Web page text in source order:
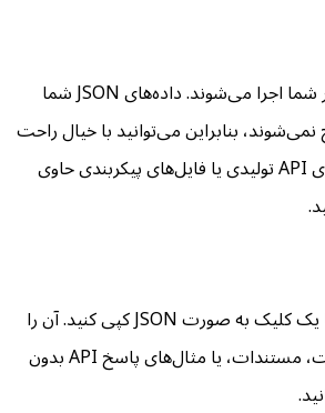
همه ارزیابی‌ها در مرورگر شما اجرا می‌شوند. داده‌های JSON شما
بنابراین می‌توانید با خیال راحت
عبارت‌ها را روی پاسخ‌های API تولیدی یا فایل‌های پیکربندی حاوی
خروجی تطبیق‌یافته را با یک کلیک به صورت JSON کپی کنید. آن را
در assertion های تست، مستندات، یا مثال‌های پاسخ API بدون